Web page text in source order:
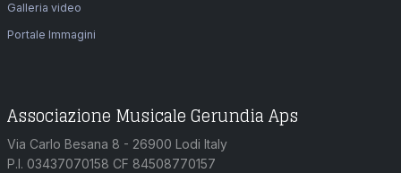
Associazione Musicale Gerundia Aps
Via Carlo Besana 8 - 26900 Lodi Italy
P.I. 03437070158 CF 84508770157
Galleria video
Portale Immagini